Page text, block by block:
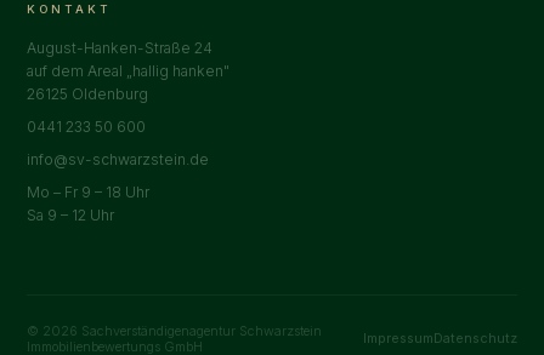
KONTAKT
August-Hanken-Straße 24
auf dem Areal „hallig hanken"
26125 Oldenburg
0441 233 50 600
info@sv-schwarzstein.de
Mo – Fr 9 – 18 Uhr
Sa 9 – 12 Uhr
© 2026 Sachverständigenagentur Schwarzstein
Immobilienbewertungs GmbH
Impressum Datenschutz